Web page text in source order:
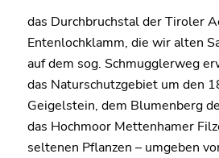
das Durchbruchstal der Tiroler
Entenlochklamm, die wir alten
auf dem sog. Schmugglerweg
das Naturschutzgebiet um den
Geigelstein, dem Blumenberg
das Hochmoor Mettenhamer
seltenen Pflanzen – umgeben